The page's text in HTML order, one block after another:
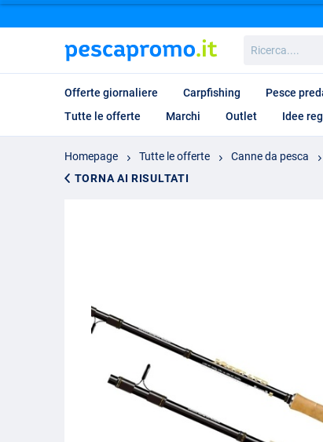
Offerte giornaliere Carpfishing Pesce
Tutte le offerte
Marchi Outlet Idee
Homepage Tutte le offerte Canne da pesca
TORNA AI RISULTATI